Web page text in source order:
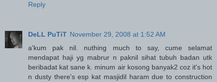
Reply
DeLL PuTiT November 29, 2008 at 1:52 AM
a'kum pak nil. nuthing much to say, cume selamat
mendapat haji yg mabrur n paknil sihat tubuh badan utk
beribadat kat sane k. minum air kosong banyak2 coz it's hot
n dusty there's esp kat masjidil haram due to construction